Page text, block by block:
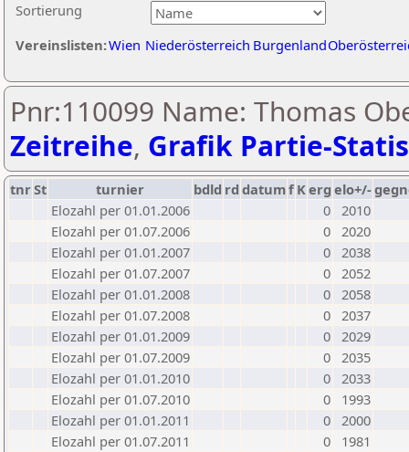
Sortierung
Vereinslisten:Wien Niederösterreich Burgenland
Pnr:110099 Name: Thomas
Zeitreihe, Grafik Partie-
tnrSt turnier bdld rd datumf Kerg elo+/-
Elozahl per 01.01.2006
0 2010
Elozahl per 01.07.2006
0 2020
Elozahl per 01.01.2007
0 2038
Elozahl per 01.07.2007
0 2052
Elozahl per 01.01.2008
0 2058
Elozahl per 01.07.2008
0 2037
Elozahl per 01.01.2009
0 2029
Elozahl per 01.07.2009
0 2035
Elozahl per 01.01.2010
0 2033
Elozahl per 01.07.2010
0
1993
Elozahl per 01.01.2011
0 2000
Elozahl per 01.07.2011
0
1981